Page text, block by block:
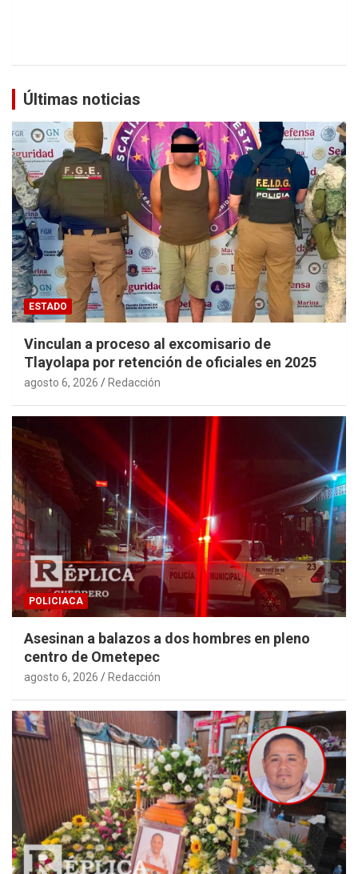
Últimas noticias
ESTADO
Vinculan a proceso al excomisario de
Tlayolapa por retención de oficiales en 2025
agosto 6, 2026 Redacción
POLICIACA
Asesinan a balazos a dos hombres en pleno
centro de Ometepec
agosto 6, 2026 Redacción